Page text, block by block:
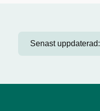
Senast uppdaterad: